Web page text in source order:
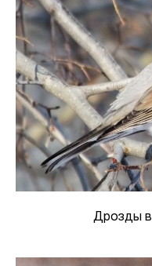
Дрозды в